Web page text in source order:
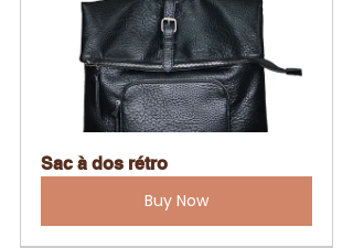
Sac à dos rétro
Buy Now